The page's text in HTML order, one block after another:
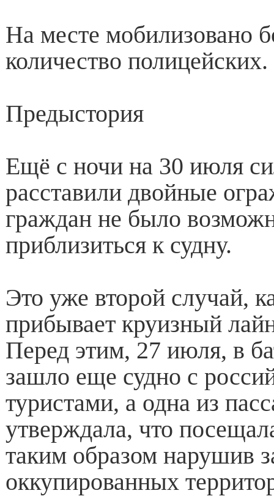
На месте мобилизовано
количество полицейских.
Предыстория
Ещё с ночи на 30 июля
расставили двойные
граждан не было
приблизиться к судну.
Это уже второй случай,
прибывает круизный
Перед этим, 27 июля, в
зашло еще судно с
туристами, а одна из
утверждала, что
таким образом нарушив
оккупированных